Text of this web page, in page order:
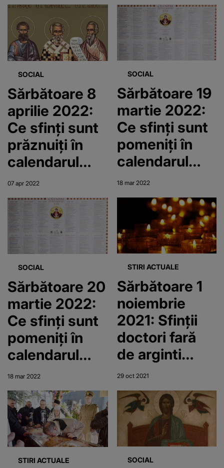
SOCIAL
Sărbătoare 8
aprilie 2022:
Ce sfinţi sunt
prăznuiţi în
calendarul
ortodox?
07 apr 2022
SOCIAL
Sărbătoare 19
martie 2022:
Ce sfinţi sunt
pomeniţi în
calendarul
ortodox?
18 mar 2022
SOCIAL
Sărbătoare 20
martie 2022:
Ce sfinţi sunt
pomeniţi în
calendarul
ortodox?
18 mar 2022
STIRI ACTUALE
Sărbătoare 1
noiembrie
2021: Sfinţii
doctori fară
de arginti
Cosma şi
Damian
29 oct 2021
STIRI ACTUALE SOCIAL